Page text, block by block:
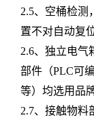
2.5、空桶检测
置不对自动复位
2.6、独立电气
部件（PLC可
等）均选用品
2.7、接触物料